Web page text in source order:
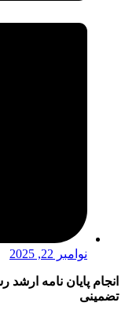
نوامبر 22, 2025
پایان نامه ارشد